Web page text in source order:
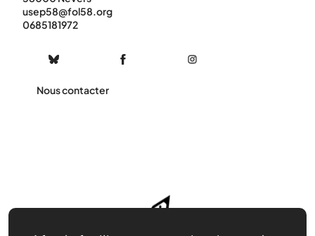
usep58@fol58.org
0685181972
Nous contacter